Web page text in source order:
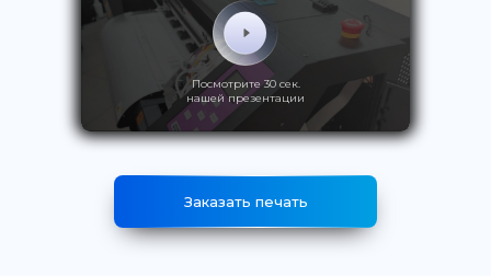
Посмотрите 30 сек.
нашей презентации
Заказать печать